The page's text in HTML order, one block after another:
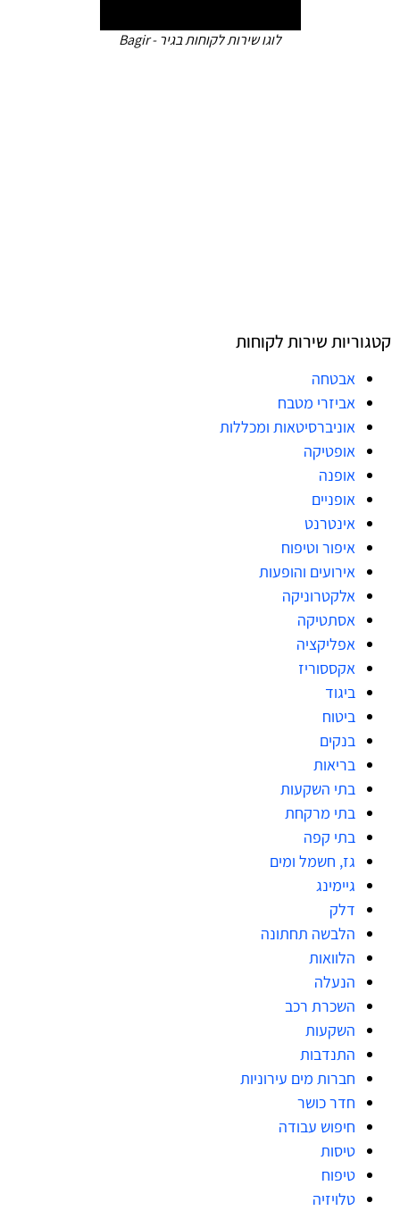
לוגו שירות לקוחות בגיר - Bagir
קטגוריות שירות לקוחות
אבטחה
אביזרי מטבח
אוניברסיטאות ומכללות
אופטיקה
אופנה
אופניים
אינטרנט
איפור וטיפוח
אירועים והופעות
אלקטרוניקה
אסתטיקה
אפליקציה
אקססוריז
ביגוד
ביטוח
בנקים
בריאות
בתי השקעות
בתי מרקחת
בתי קפה
גז, חשמל ומים
גיימינג
דלק
הלבשה תחתונה
הלוואות
הנעלה
השכרת רכב
השקעות
התנדבות
חברות מים עירוניות
חדר כושר
חיפוש עבודה
טיסות
טיפוח
טלויזיה